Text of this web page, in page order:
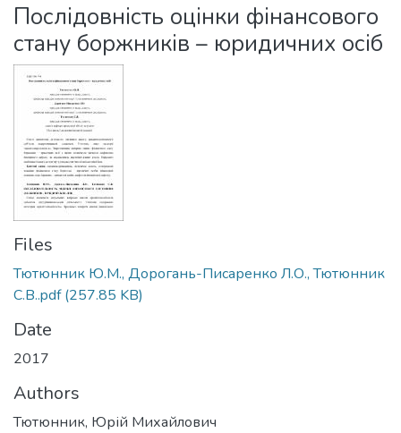
Statistics
Послідовність оцінки фінансового
стану боржників – юридичних осіб
Files
Тютюнник Ю.М., Дорогань-Писаренко Л.О., Тютюнник
С.В..pdf(257.85 KB)
Date
2017
Authors
Тютюнник, Юрій Михайлович